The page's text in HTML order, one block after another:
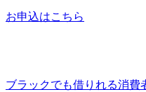
お申込はこちら
ブラックでも借りれる消費